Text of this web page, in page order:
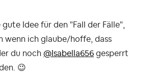
gute Idee für den "Fall der Fälle",
wenn ich glaube/hoffe, dass
du noch @Isabella656 gesperrt
😉